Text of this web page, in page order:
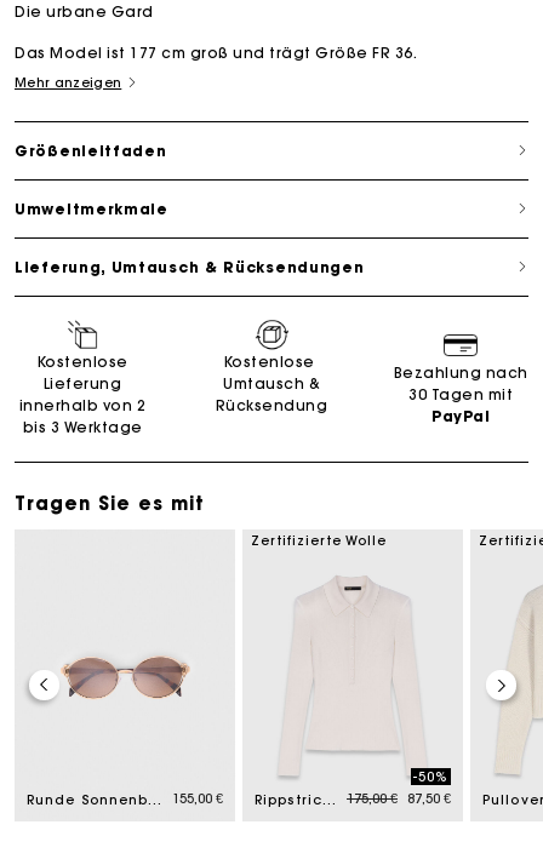
Die urbane Gard
Das Model ist 177 cm groß und trägt Größe FR 36.
Mehr anzeigen
Größenleitfaden
Umweltmerkmale
Lieferung, Umtausch & Rücksendungen
Kostenlose
Lieferung
innerhalb von 2
bis 3 Werktage
Kostenlose
Umtausch &
Rücksendung
Bezahlung nach
30 Tagen mit
PayPal
Tragen Sie es mit
Runde Sonnenbrille 155,00 €
Zertifizierte Wolle
Rippstrick-Pullover mit Polokragen Price reduced from
175,00 €to
-50%
87,50 €